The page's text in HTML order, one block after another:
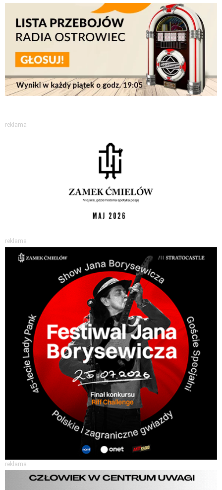
reklama
reklama
reklama